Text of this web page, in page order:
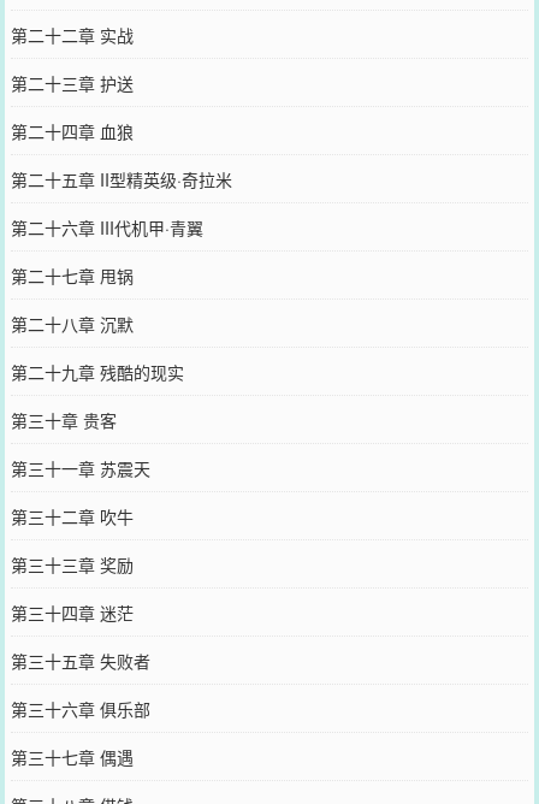
第二十二章 实战
第二十三章 护送
第二十四章 血狼
第二十五章 II型精英级·奇拉米
第二十六章 III代机甲·青翼
第二十七章 甩锅
第二十八章 沉默
第二十九章 残酷的现实
第三十章 贵客
第三十一章 苏震天
第三十二章 吹牛
第三十三章 奖励
第三十四章 迷茫
第三十五章 失败者
第三十六章 俱乐部
第三十七章 偶遇